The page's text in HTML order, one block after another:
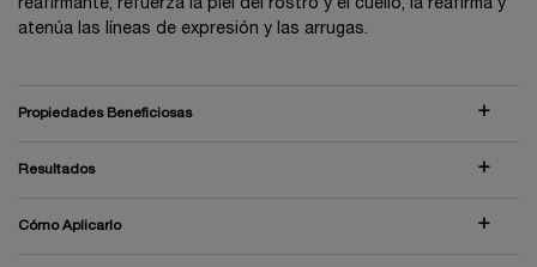
reafirmante, refuerza la piel del rostro y el cuello, la reafirma y
atenúa las líneas de expresión y las arrugas.
Propiedades Beneficiosas
Resultados
Cómo Aplicarlo